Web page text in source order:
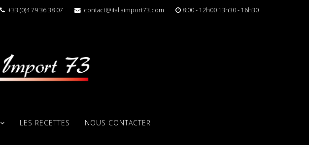
+33 (0)4 79 36 38 07 contact@italiaimport73.com 8:00 - 12h00 13h30 - 16h30
LES RECETTES NOUS CONTACTER